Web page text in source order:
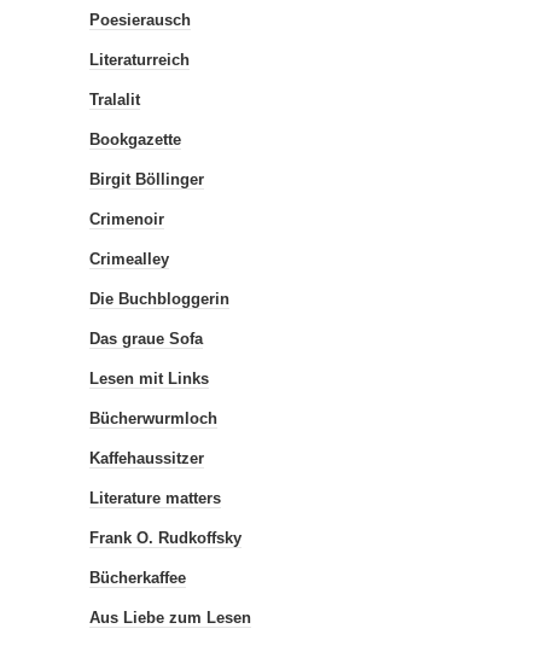
Poesierausch
Literaturreich
Tralalit
Bookgazette
Birgit Böllinger
Crimenoir
Crimealley
Die Buchbloggerin
Das graue Sofa
Lesen mit Links
Bücherwurmloch
Kaffehaussitzer
Literature matters
Frank O. Rudkoffsky
Bücherkaffee
Aus Liebe zum Lesen